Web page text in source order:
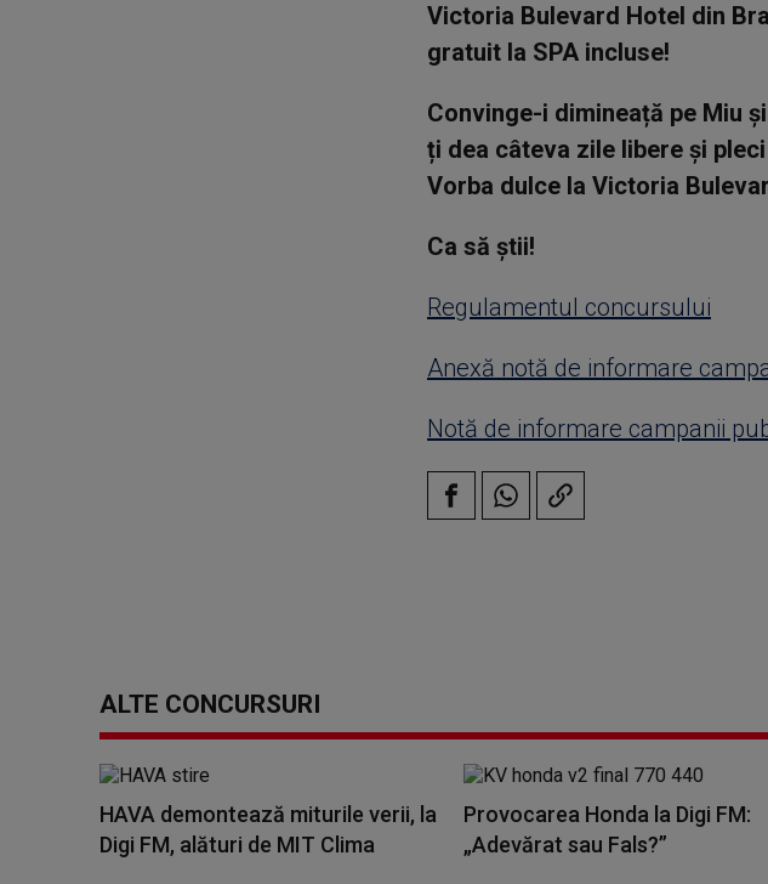
Victoria Bulevard Hotel din
gratuit la SPA incluse!
Convinge-i dimineață pe Miu
ți dea câteva zile libere și
Vorba dulce la Victoria
Ca să știi!
Regulamentul concursului
Anexă notă de informare
Notă de informare campanii
ALTE CONCURSURI
HAVA demontează miturile verii, la
Digi FM, alături de MIT Clima
Provocarea Honda la Digi FM:
„Adevărat sau Fals?”